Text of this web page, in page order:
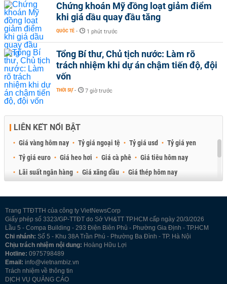
Chứng khoán Mỹ đồng loạt giảm điểm
khi giá dầu quay đầu tăng
QUỐC TẾ - 1 phút trước
Tổng Bí thư, Chủ tịch nước: Làm rõ
trách nhiệm khi dự án chậm tiến độ, đội
vốn
THỜI SỰ - 7 giờ trước
LIÊN KẾT NỔI BẬT
Giá vàng hôm nay Tỷ giá ngoại tệ Tỷ giá usd
Tỷ giá yen
Tỷ giá euro
Giá heo hơi Giá cà phê
Giá tiêu hôm nay
Lãi suất ngân hàng
Giá xăng dầu
Giá thép hôm nay
Trang TTĐTTH của công ty VietNewsCorp
Giấy phép số 3323/GP-TTĐT do Sở VH&TT TP.HCM cấp ngày 20/3/2026
Lầu 5 - Compa Building - 293 Điện Biên Phủ - Phường Gia Định - TP.HCM
Chi nhánh: Số 5 - Khu 38A Trần Phú - Phường Ba Đình - TP. Hà Nội
Chịu trách nhiệm nội dung: Hoàng Hữu Lợi
Hotline: 0975798489
Email: info@vietnambiz.vn
Trách nhiệm về thông tin
DỊCH VỤ QUẢNG CÁO